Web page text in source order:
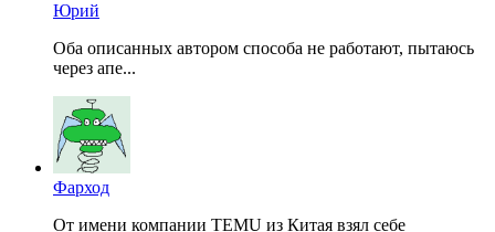
Юрий
Оба описанных автором способа не работают, пытаюсь
через апе...
Фарход
От имени компании TEMU из Китая взял себе